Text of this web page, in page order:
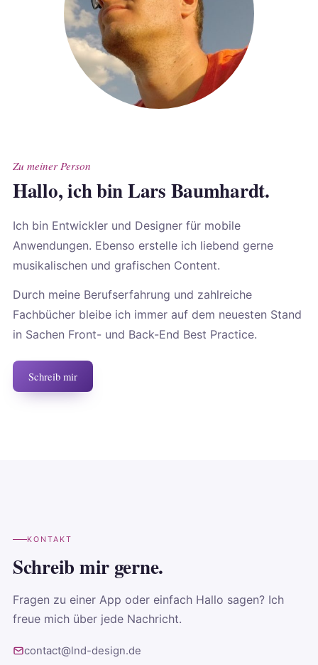
Zu meiner Person
Hallo, ich bin Lars Baumhardt.
Ich bin Entwickler und Designer für mobile
Anwendungen. Ebenso erstelle ich liebend gerne
musikalischen und grafischen Content.
Durch meine Berufserfahrung und zahlreiche
Fachbücher bleibe ich immer auf dem neuesten Stand
in Sachen Front- und Back-End Best Practice.
Schreib mir
KONTAKT
Schreib mir gerne.
Fragen zu einer App oder einfach Hallo sagen? Ich
freue mich über jede Nachricht.
contact@lnd-design.de